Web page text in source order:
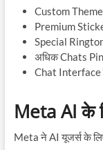
Custom
Premium
Special
अधिक Chats Pin
Chat Interface
Meta AI के
Meta ने AI यूजर्स के